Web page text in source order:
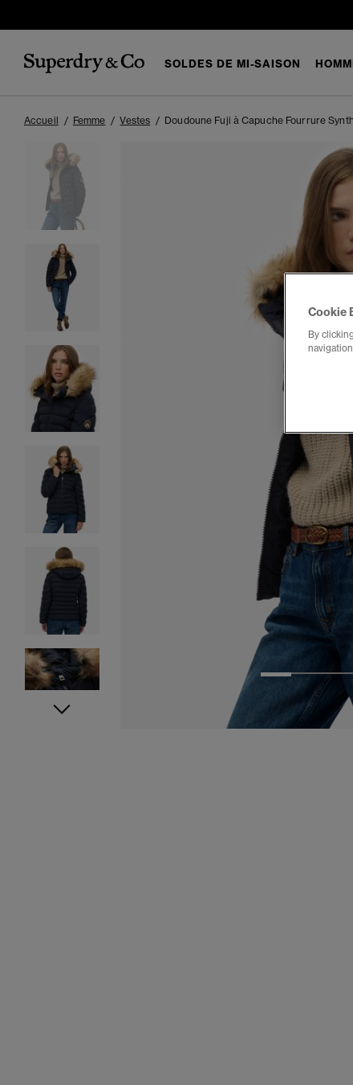
SOLDES DE MI-SAISON
Accueil Femme Vestes Doudoune Fuji à Capuche Fourrure
Cookie
By